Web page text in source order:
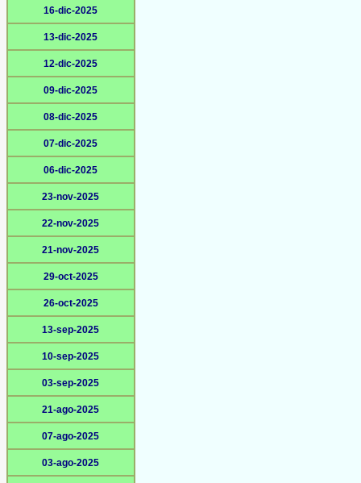
16-dic-2025
13-dic-2025
12-dic-2025
09-dic-2025
08-dic-2025
07-dic-2025
06-dic-2025
23-nov-2025
22-nov-2025
21-nov-2025
29-oct-2025
26-oct-2025
13-sep-2025
10-sep-2025
03-sep-2025
21-ago-2025
07-ago-2025
03-ago-2025